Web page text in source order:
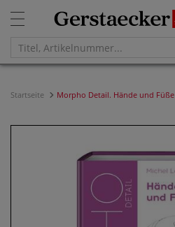
Startseite Morpho Detail. Hände und Füße